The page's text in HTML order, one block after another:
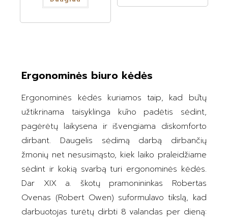
Ergonominės biuro kėdės
Ergonominės kėdės kuriamos taip, kad būtų
užtikrinama taisyklinga kūno padėtis sėdint,
pagėrėtų laikysena ir išvengiama diskomforto
dirbant. Daugelis sėdimą darbą dirbančių
žmonių net nesusimąsto, kiek laiko praleidžiame
sėdint ir kokią svarbą turi ergonominės kėdės.
Dar XIX a. škotų pramonininkas Robertas
Ovenas (Robert Owen) suformulavo tikslą, kad
darbuotojas turėtų dirbti 8 valandas per dieną: